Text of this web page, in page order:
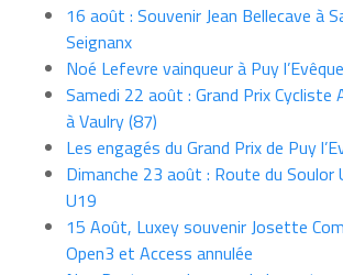
16 août : Souvenir Jean Bellecave à
Seignanx
Noé Lefevre vainqueur à Puy
Samedi 22 août : Grand Prix Cycliste
à Vaulry (87)
Les engagés du Grand Prix de Puy
Dimanche 23 août : Route du Soulor
U19
15 Août, Luxey souvenir Josette
Open3 et Access annulée